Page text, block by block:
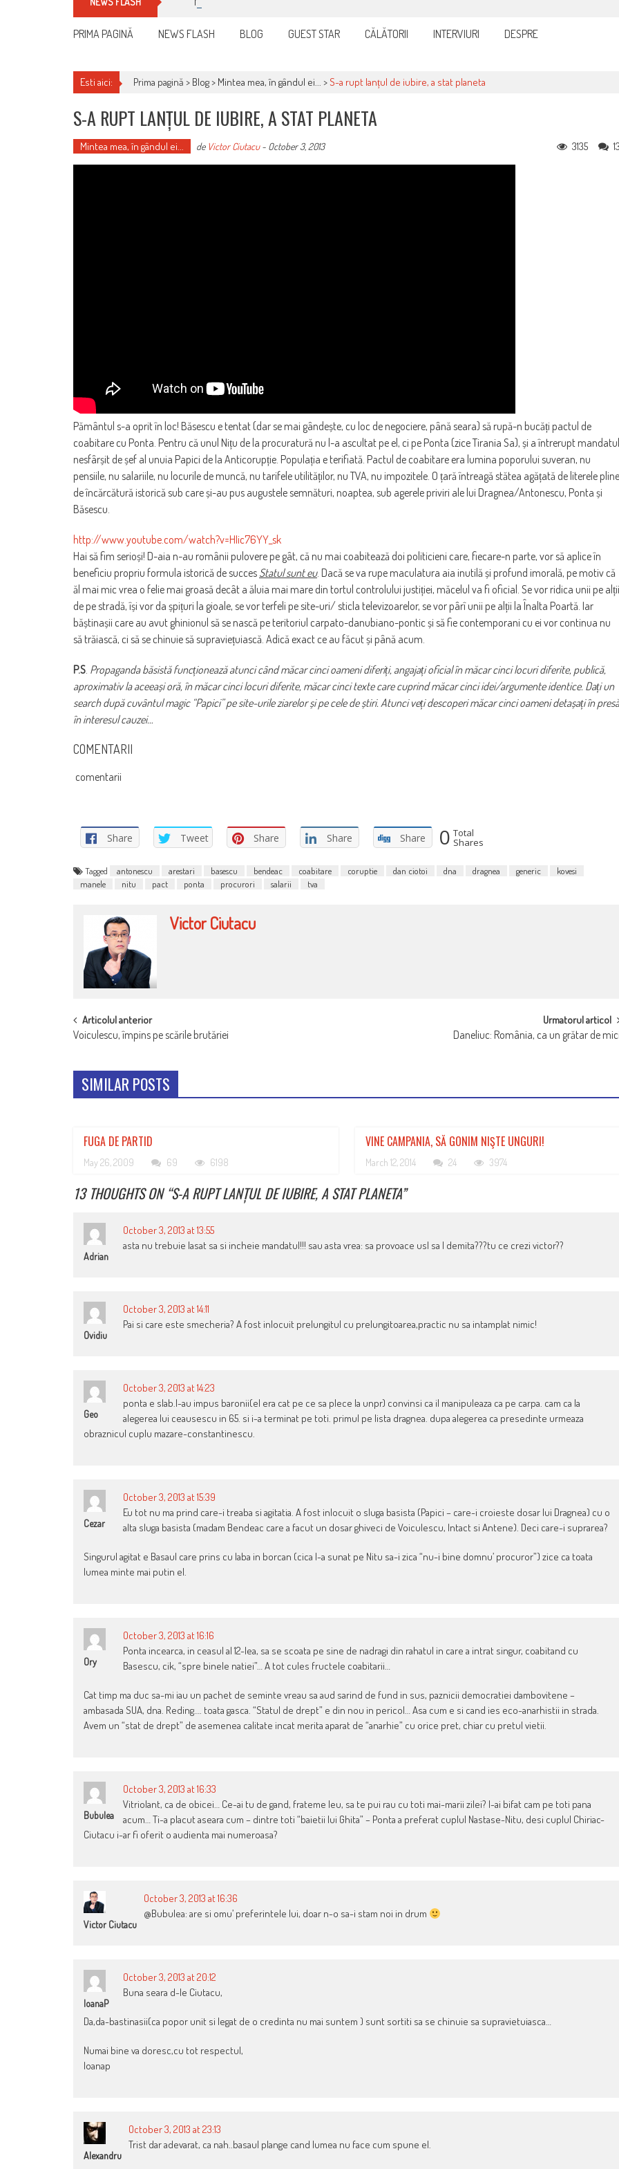
PRIMA PAGINĂ NEWS FLASH BLOG GUEST STAR CĂLĂTORII INTERVIURI DESPRE
Esti aici: Prima pagină > Blog> Mintea mea, în gândul ei... >S-a rupt lanțul de iubire, a stat planeta
S-A RUPT LANȚUL DE IUBIRE, A STAT PLANETA
Mintea mea, în gândul ei... de Victor Ciutacu- October 3, 2013 3135
Pământul s-a oprit în loc! Băsescu e tentat (dar se mai gândește, cu loc de negociere, până seara) să rupă-n bucăți pactul de
coabitare cu Ponta. Pentru că unul Nițu de la procuratură nu l-a ascultat pe el, ci pe Ponta (zice Tirania Sa), și a întrerupt mandatul
nesfârșit de șef al unuia Papici de la Anticorupție. Populația e terifiată. Pactul de coabitare era lumina poporului suveran, nu
pensiile, nu salariile, nu locurile de muncă, nu tarifele utilităților, nu TVA, nu impozitele. O țară întreagă stătea agățată de literele pline
de încărcătură istorică sub care și-au pus augustele semnături, noaptea, sub agerele priviri ale lui Dragnea/Antonescu, Ponta și
Băsescu.
http://www.youtube.com/watch?v=HIic76YY_sk
Hai să fim serioși! D-aia n-au românii pulovere pe gât, că nu mai coabitează doi politicieni care, fiecare-n parte, vor să aplice în
beneficiu propriu formula istorică de succes Statul sunt eu. Dacă se va rupe maculatura aia inutilă și profund imorală, pe motiv că
ăl mai mic vrea o felie mai groasă decât a ăluia mai mare din tortul controlului justiției, măcelul va fi oficial. Se vor ridica unii pe alții
de pe stradă, își vor da șpițuri la gioale, se vor terfeli pe site-uri/ sticla televizoarelor, se vor pârî unii pe alții la Înalta Poartă. Iar
băștinașii care au avut ghinionul să se nască pe teritoriul carpato-danubiano-pontic și să fie contemporani cu ei vor continua nu
să trăiască, ci să se chinuie să supraviețuiască. Adică exact ce au făcut și până acum.
P.S. Propaganda băsistă funcționează atunci când măcar cinci oameni diferiți, angajați oficial în măcar cinci locuri diferite, publică,
aproximativ la aceeași oră, în măcar cinci locuri diferite, măcar cinci texte care cuprind măcar cinci idei/argumente identice. Dați un
search după cuvântul magic “Papici” pe site-urile ziarelor și pe cele de știri. Atunci veți descoperi măcar cinci oameni detașați în presă
în interesul cauzei…
COMENTARII
comentarii
Share Tweet Share Share Share 0 Total
Shares
Tagged antonescu arestari basescu bendeac coabitare coruptie dan ciotoi dna dragnea generic
kovesi
manele
nitu pact ponta procurori salarii tva
Victor Ciutacu
POST
NAVIGATION
Articolul anterior
Voiculescu, împins pe scările brutăriei
Urmatorul articol
Daneliuc: România, ca un grătar de
SIMILAR POSTS
FUGA DE PARTID
May 26, 2009 69 6198
VINE CAMPANIA, SĂ GONIM NIŞTE UNGURI!
March 12, 2014 24 3974
13 THOUGHTS ON “S-A RUPT LANȚUL DE IUBIRE, A STAT PLANETA”
Adrian
October 3, 2013 at 13:55
asta nu trebuie lasat sa si incheie mandatul!!! sau asta vrea: sa provoace usl sa l demita???tu ce crezi victor??
Ovidiu
October 3, 2013 at 14:11
Pai si care este smecheria? A fost inlocuit prelungitul cu prelungitoarea,practic nu sa intamplat nimic!
Geo
October 3, 2013 at 14:23
ponta e slab.l-au impus baronii(el era cat pe ce sa plece la unpr) convinsi ca il manipuleaza ca pe carpa. cam ca la
alegerea lui ceausescu in 65. si i-a terminat pe toti. primul pe lista dragnea. dupa alegerea ca presedinte urmeaza
obraznicul cuplu mazare-constantinescu.
Cezar
October 3, 2013 at 15:39
Eu tot nu ma prind care-i treaba si agitatia. A fost inlocuit o sluga basista (Papici – care-i croieste dosar lui Dragnea) cu o
alta sluga basista (madam Bendeac care a facut un dosar ghiveci de Voiculescu, Intact si Antene). Deci care-i suprarea?
Singurul agitat e Basaul care prins cu laba in borcan (cica l-a sunat pe Nitu sa-i zica “nu-i bine domnu’ procuror”) zice ca toata
lumea minte mai putin el.
Ory
October 3, 2013 at 16:16
Ponta incearca, in ceasul al 12-lea, sa se scoata pe sine de nadragi din rahatul in care a intrat singur, coabitand cu
Basescu, cik, “spre binele natiei”… A tot cules fructele coabitarii…
Cat timp ma duc sa-mi iau un pachet de seminte vreau sa aud sarind de fund in sus, paznicii democratiei dambovitene –
ambasada SUA, dna. Reding…. toata gasca. “Statul de drept” e din nou in pericol… Asa cum e si cand ies eco-anarhistii in strada.
Avem un “stat de drept” de asemenea calitate incat merita aparat de “anarhie” cu orice pret, chiar cu pretul vietii.
Bubulea
October 3, 2013 at 16:33
Vitriolant, ca de obicei… Ce-ai tu de gand, frateme leu, sa te pui rau cu toti mai-marii zilei? I-ai bifat cam pe toti pana
acum… Ti-a placut aseara cum – dintre toti “baietii lui Ghita” – Ponta a preferat cuplul Nastase-Nitu, desi cuplul Chiriac-
Ciutacu i-ar fi oferit o audienta mai numeroasa?
Victor Ciutacu
October 3, 2013 at 16:36
@Bubulea: are si omu’ preferintele lui, doar n-o sa-i stam noi in drum
IoanaP
October 3, 2013 at 20:12
Buna seara d-le Ciutacu,
Da,da-bastinasii(ca popor unit si legat de o credinta nu mai suntem ) sunt sortiti sa se chinuie sa supravietuiasca…
Numai bine va doresc,cu tot respectul,
Ioanap
Alexandru
October 3, 2013 at 23:13
Trist dar adevarat, ca nah..basaul plange cand lumea nu face cum spune el.